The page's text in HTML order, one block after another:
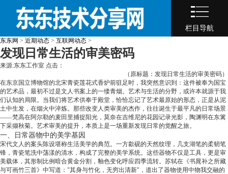
栏目导航
东东网 > 近期动态 > 互联网动态 >
发现日常生活的审美密码
来源:东东工作室 点击：
（原标题：发现日常生活的审美密码）
在东京国立博物馆的北宋青瓷莲花式香炉前驻足时，我突然意识到：这件被奉为国宝
的艺术品，最初不过是文人书案上的一缕青烟。艺术与生活的分野，或许本就源于我
们认知的局限。当我们将艺术供奉于殿堂，恰恰忘记了艺术最原始的形态，正是从泥
土中生发，在烟火中淬炼。那些改变人类审美的杰作，往往诞生于最平凡的日常场景
——梵高在阿尔勒的麦田里捕捉阳光，莫奈在吉维尼的花园记录光影，陶渊明在东篱
下采撷秋菊。艺术审美的提升，本质上是一场重新发现日常的觉醒之旅。
一、日常器物中的美学基因
宋代文人的案头陈设堪称生活美学的典范。一方歙砚的天然纹理，几支湖笔的柔韧笔
锋，青瓷笔洗中荡漾的清水，构成了完整的美学系统。这些器物不仅是工具，更是审
美载体，其形制比例暗合黄金分割，釉色变化呼应四季流转。苏轼在《书晁补之所藏
与可画竹三首》中写道："其身与竹化，无穷出清新"，道出了器物使用中物我交融的